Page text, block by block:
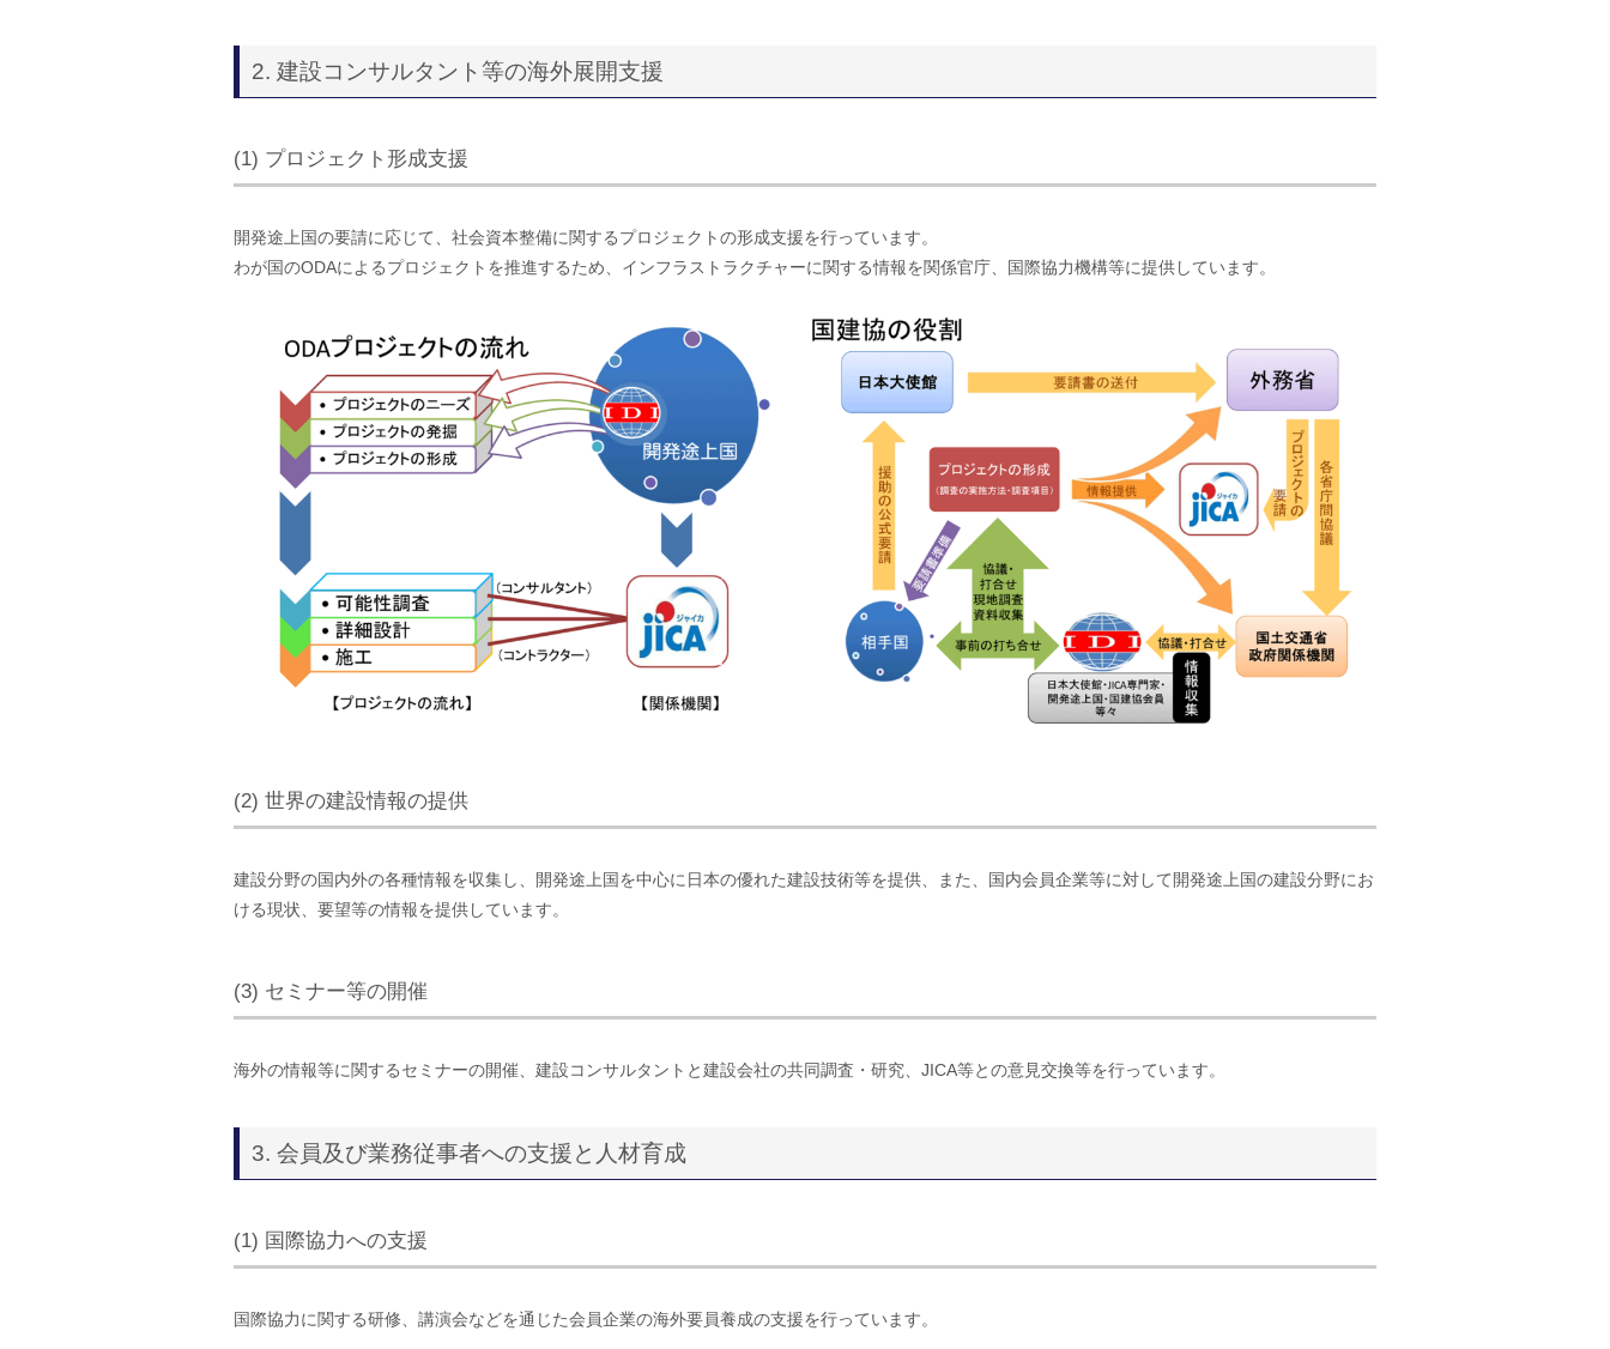
2. 建設コンサルタント等の海外展開支援
(1) プロジェクト形成支援
開発途上国の要請に応じて、社会資本整備に関するプロジェクトの形成支援を行っています。
わが国のODAによるプロジェクトを推進するため、インフラストラクチャーに関する情報を関係官庁、国際協力機構等に提供しています。
(2) 世界の建設情報の提供
建設分野の国内外の各種情報を収集し、開発途上国を中心に日本の優れた建設技術等を提供、また、国内会員企業等に対して開発途上国の建設分野にお
ける現状、要望等の情報を提供しています。
(3) セミナー等の開催
海外の情報等に関するセミナーの開催、建設コンサルタントと建設会社の共同調査・研究、JICA等との意見交換等を行っています。
3. 会員及び業務従事者への支援と人材育成
(1) 国際協力への支援
国際協力に関する研修、講演会などを通じた会員企業の海外要員養成の支援を行っています。